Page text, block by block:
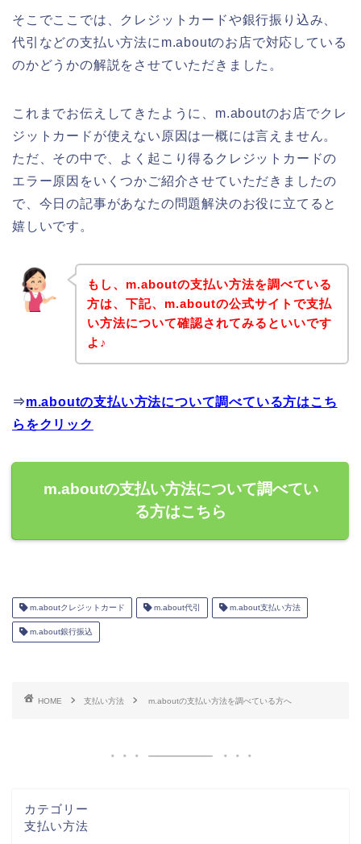
そこでここでは、クレジットカードや銀行振り込み、
代引などの支払い方法にm.aboutのお店で対応している
のかどうかの解説をさせていただきました。
これまでお伝えしてきたように、m.aboutのお店でクレ
ジットカードが使えない原因は一概には言えません。
ただ、その中で、よく起こり得るクレジットカードの
エラー原因をいくつかご紹介させていただきましたの
で、今日の記事があなたの問題解決のお役に立てると
嬉しいです。
もし、m.aboutの支払い方法を調べている
方は、下記、m.aboutの公式サイトで支払
い方法について確認されてみるといいです
よ♪
⇒m.aboutの支払い方法について調べている方はこち
らをクリック
m.aboutの支払い方法について調べてい
る方はこちら
m.aboutクレジットカード m.about代引 m.about支払い方法
m.about銀行振込
HOME 支払い方法 m.aboutの支払い方法を調べている方へ
カテゴリー
支払い方法